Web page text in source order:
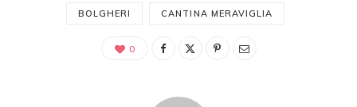
BOLGHERI CANTINA MERAVIGLIA
0